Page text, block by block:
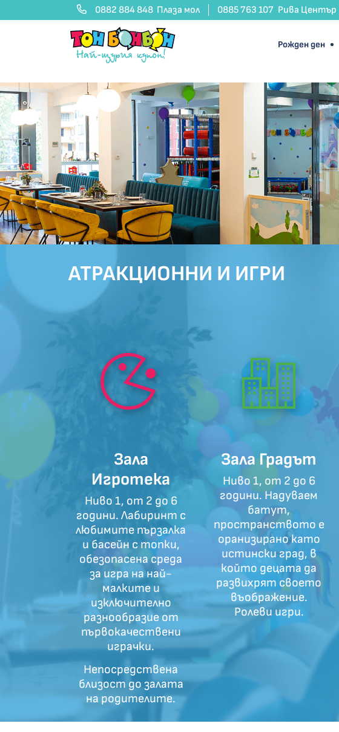
0882 884 848 Плаза мол 0885 763 107 Рива Център
Рожден ден
АТРАКЦИОННИ И ИГРИ
Зала
Игротека
Ниво 1, от 2 до 6
години. Лабиринт с
любимите пързалка
и басейн с топки,
обезопасена среда
за игра на най-
малките и
изключително
разнообразие от
първокачествени
играчки.
Непосредствена
близост до залата
на родителите.
Зала Градът
Ниво 1, от 2 до 6
години. Надуваем
батут,
пространството е
оранизирано като
истински град, в
който децата да
развихрят своето
въображение.
Ролеви игри.